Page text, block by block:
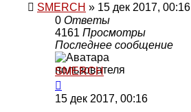
SMERCH » 15 дек 2017, 00:16
0 Ответы
4161 Просмотры
Последнее сообщение
SMERCH
15 дек 2017, 00:16